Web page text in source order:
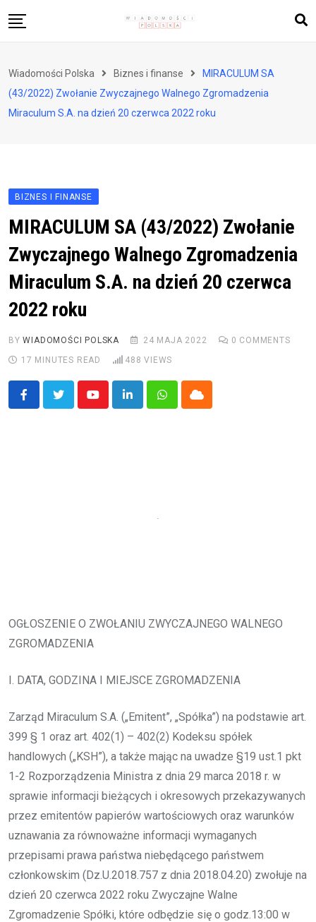
to
Zdrowie i styl życia
Polityka i społeczeństwo
Wiadomości Polska Biznes i finanse
MIRACULUM SA
(43/2022) Zwołanie Zwyczajnego Walnego Zgromadzenia
Miraculum S.A. na dzień 20 czerwca 2022 roku
BIZNES I FINANSE
MIRACULUM SA (43/2022) Zwołanie
Zwyczajnego Walnego Zgromadzenia
Miraculum S.A. na dzień 20 czerwca
2022 roku
BYWIADOMOŚCI POLSKA 24 MAJA 2022 0 COMMENTS
17 MINUTES READ
488 VIEWS
YoutubeLinkedInWhatsappCloud
OGŁOSZENIE O ZWOŁANIU ZWYCZAJNEGO WALNEGO
ZGROMADZENIA
I. DATA, GODZINA I MIEJSCE ZGROMADZENIA
Zarząd Miraculum S.A. („Emitent”, „Spółka”) na podstawie art.
399 § 1 oraz art. 402(1) – 402(2) Kodeksu spółek
handlowych („KSH”), a także mając na uwadze §19 ust.1 pkt
1-2 Rozporządzenia Ministra z dnia 29 marca 2018 r. w
sprawie informacji bieżących i okresowych przekazywanych
przez emitentów papierów wartościowych oraz warunków
uznawania za równoważne informacji wymaganych
przepisami prawa państwa niebędącego państwem
członkowskim (Dz.U.2018.757 z dnia 2018.04.20) zwołuje na
dzień 20 czerwca 2022 roku Zwyczajne Walne
Zgromadzenie Spółki, które odbędzie się o godz.13:00 w